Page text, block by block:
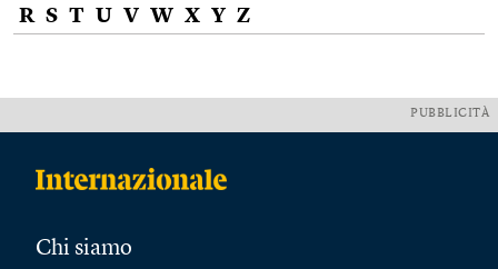
R S T U V W X Y Z
PUBBLICITÀ
Chi siamo